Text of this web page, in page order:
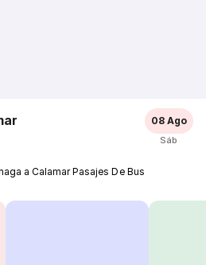
08 Ago
Sáb
a Calamar Pasajes De Bus